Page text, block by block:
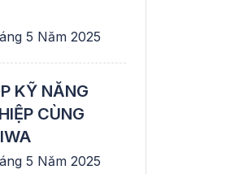
5 Năm 2025
KỸ NĂNG
CÙNG
5 Năm 2025